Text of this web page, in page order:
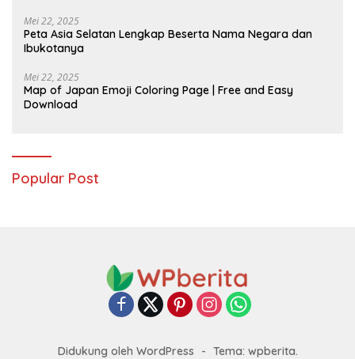
Mei 22, 2025
Peta Asia Selatan Lengkap Beserta Nama Negara dan
Ibukotanya
Mei 22, 2025
Map of Japan Emoji Coloring Page | Free and Easy
Download
Popular Post
Didukung oleh WordPress - Tema: wpberita.